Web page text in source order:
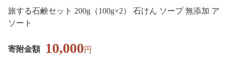
旅する石鹸セット 200g（100g×2） 石けん ソープ 無添加 ア
ソート
寄附金額 10,000円